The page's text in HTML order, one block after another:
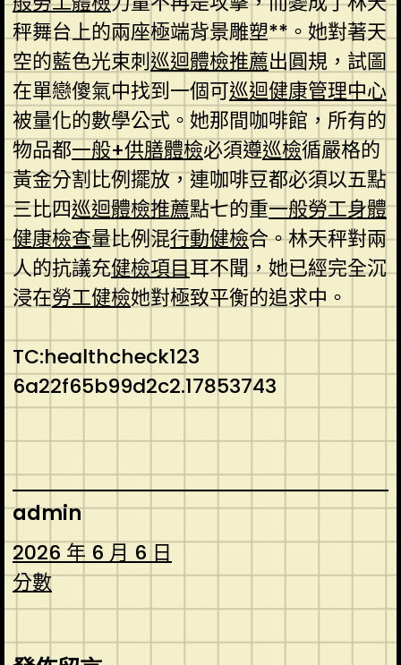
秤舞台上的兩座極端背景雕塑**。她對著天
空的藍色光束刺巡迴體檢推薦出圓規，試圖
在單戀傻氣中找到一個可巡迴健康管理中心
被量化的數學公式。她那間咖啡館，所有的
物品都一般+供膳體檢必須遵巡檢循嚴格的
黃金分割比例擺放，連咖啡豆都必須以五點
三比四巡迴體檢推薦點七的重一般勞工身體
健康檢查量比例混行動健檢合。林天秤對兩
人的抗議充健檢項目耳不聞，她已經完全沉
浸在勞工健檢她對極致平衡的追求中。
TC:healthcheck123
6a22f65b99d2c2.17853743
admin
2026 年 6 月 6 日
分數